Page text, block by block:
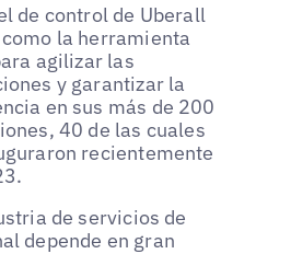
de control de Uberall
la herramienta
agilizar las
y garantizar la
en sus más de 200
40 de las cuales
recientemente
de servicios de
depende en gran